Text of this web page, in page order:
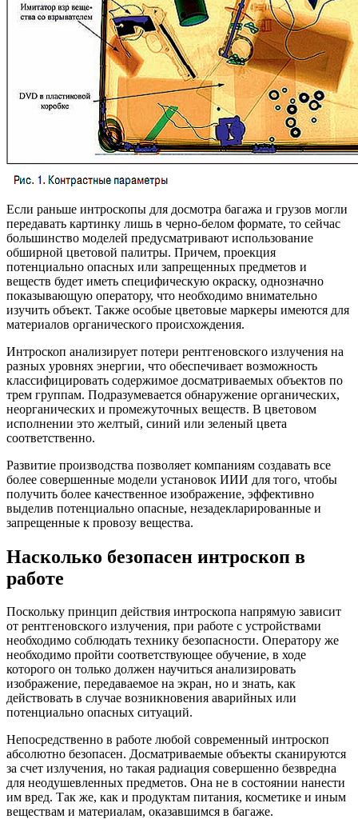
Если раньше интроскопы для досмотра багажа и грузов могли
передавать картинку лишь в черно-белом формате, то сейчас
большинство моделей предусматривают использование
обширной цветовой палитры. Причем, проекция
потенциально опасных или запрещенных предметов и
веществ будет иметь специфическую окраску, однозначно
показывающую оператору, что необходимо внимательно
изучить объект. Также особые цветовые маркеры имеются для
материалов органического происхождения.
Интроскоп анализирует потери рентгеновского излучения на
разных уровнях энергии, что обеспечивает возможность
классифицировать содержимое досматриваемых объектов по
трем группам. Подразумевается обнаружение органических,
неорганических и промежуточных веществ. В цветовом
исполнении это желтый, синий или зеленый цвета
соответственно.
Развитие производства позволяет компаниям создавать все
более совершенные модели установок ИИИ для того, чтобы
получить более качественное изображение, эффективно
выделив потенциально опасные, незадекларированные и
запрещенные к провозу вещества.
Насколько безопасен интроскоп в
работе
Поскольку принцип действия интроскопа напрямую зависит
от рентгеновского излучения, при работе с устройствами
необходимо соблюдать технику безопасности. Оператору же
необходимо пройти соответствующее обучение, в ходе
которого он только должен научиться анализировать
изображение, передаваемое на экран, но и знать, как
действовать в случае возникновения аварийных или
потенциально опасных ситуаций.
Непосредственно в работе любой современный интроскоп
абсолютно безопасен. Досматриваемые объекты сканируются
за счет излучения, но такая радиация совершенно безвредна
для неодушевленных предметов. Она не в состоянии нанести
им вред. Так же, как и продуктам питания, косметике и иным
веществам и материалам, оказавшимся в багаже.